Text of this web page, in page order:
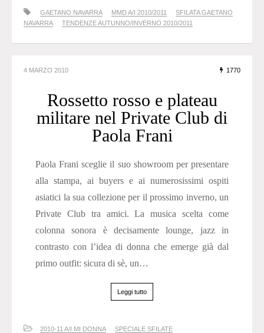
GAETANO NAVARRA MMD A/I 2010/2011
SFILATA GAETANO
NAVARRA
TENDENZE AUTUNNO/INVERNO 2010/2011
4 MARZO 2010 1770
Rossetto rosso e plateau
militare nel Private Club di
Paola Frani
Paola Frani sceglie il suo showroom per presentare
alla stampa, ai buyers e ai numerosissimi ospiti
asiatici la sua collezione per il prossimo inverno, un
Private Club tra amici. La musica scelta come
colonna sonora è decisamente lounge, jazz in
contrasto con l’idea di donna che emerge già dal
primo outfit: sicura di sè, un…
Leggi tutto
2010-11 A/I MI DONNA SPECIALE SFILATE